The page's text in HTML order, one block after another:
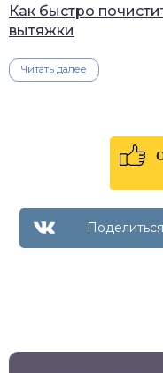
Как быстро
вытяжки
Читать далее